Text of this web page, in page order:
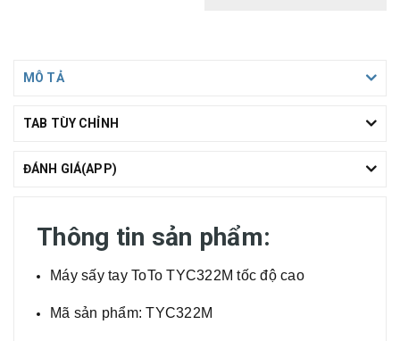
MÔ TẢ
TAB TÙY CHỈNH
ĐÁNH GIÁ(APP)
Thông tin sản phẩm:
Máy sấy tay ToTo TYC322M tốc độ cao
Mã sản phẩm: TYC322M